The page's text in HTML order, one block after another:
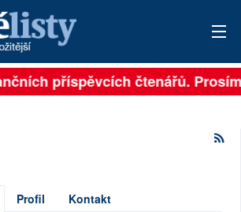
příspěvcích čtenářů.
Profil Kontakt